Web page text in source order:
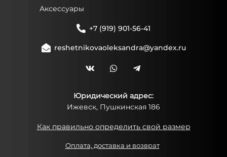
Аксессуары
+7 (919) 901-56-41
reshetnikovaoleksandra@yandex.ru
Юридический адрес:
Ижевск, Пушкинская 186
Как правильно определить свой размер
Оплата, доставка и возврат